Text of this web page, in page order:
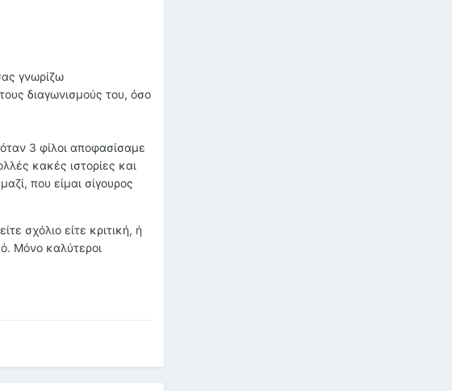
γνωρίζω
διαγωνισμούς του, όσο
3 φίλοι αποφασίσαμε
κακές ιστορίες και
που είμαι σίγουρος
σχόλιο είτε κριτική, ή
Μόνο καλύτεροι